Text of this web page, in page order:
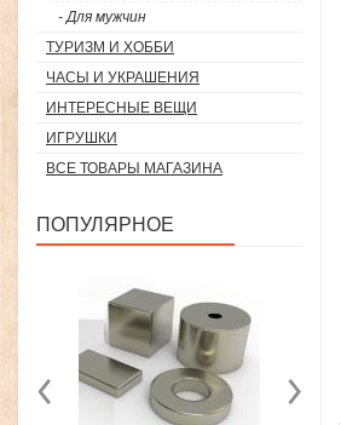
- Для мужчин
ТУРИЗМ И ХОББИ
ЧАСЫ И УКРАШЕНИЯ
ИНТЕРЕСНЫЕ ВЕЩИ
ИГРУШКИ
ВСЕ ТОВАРЫ МАГАЗИНА
ПОПУЛЯРНОЕ